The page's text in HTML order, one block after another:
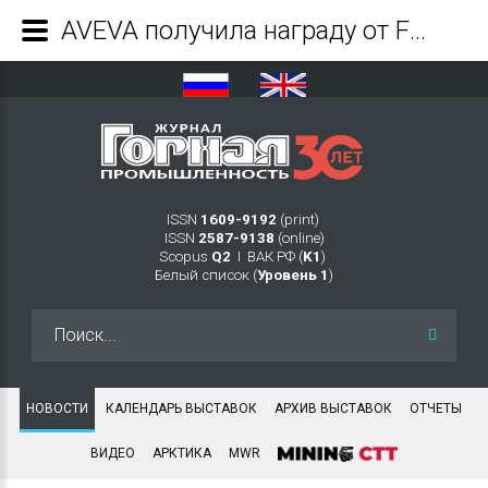
ISSN 1609-9192 (print)
ISSN 2587-9138 (online)
Scopus Q2 Ι ВАК РФ (K1 )
Белый список (Уровень 1 )
НОВОСТИ КАЛЕНДАРЬ ВЫСТАВОК АРХИВ ВЫСТАВОК ОТЧЕТЫ
ВИДЕО АРКТИКА MWR
AVEVA получила награду от Frost & Sullivan за достижения в сфере управления эффективностью активов - Журнал Горная промышленность